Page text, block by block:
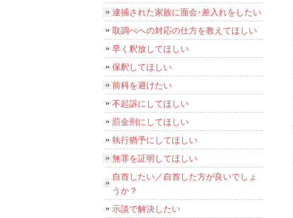
逮捕された家族に面会･差入れをしたい
取調べへの対応の仕方を教えてほしい
早く釈放してほしい
保釈してほしい
前科を避けたい
不起訴にしてほしい
罰金刑にしてほしい
執行猶予にしてほしい
無罪を証明してほしい
自首したい／自首した方が良いでしょ
うか？
示談で解決したい